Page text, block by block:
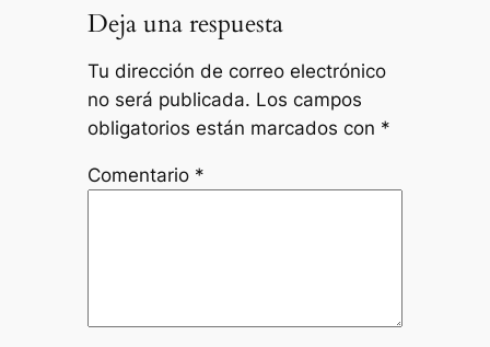
Deja una respuesta
Tu dirección de correo electrónico
no será publicada. Los campos
obligatorios están marcados con *
Comentario *